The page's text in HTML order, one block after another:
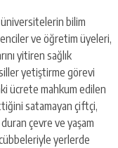
bilim
ve öğretim üyeleri,
yitiren sağlık
yetiştirme görevi
ücrete mahkum edilen
satamayan çiftçi,
çevre ve yaşam
cübbeleriyle yerlerde